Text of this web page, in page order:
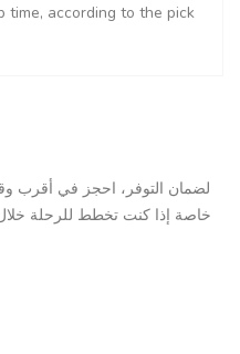
time, according to the pick
لضمان التوفر، احجز في أقرب
خاصة إذا كنت تخطط للرحلة